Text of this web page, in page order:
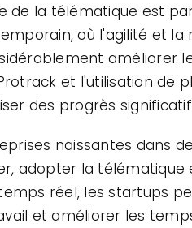
de la télématique est
où l'agilité et
améliorer
et l'utilisation de
des progrès
naissantes dans
adopter la télématique
réel, les startups
et améliorer les